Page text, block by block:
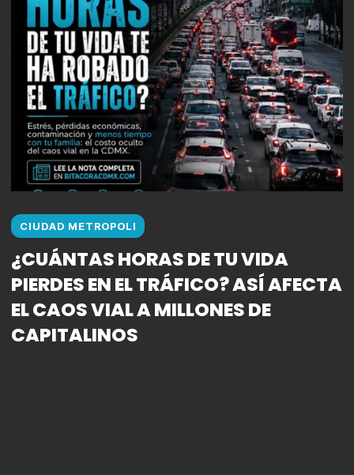
CIUDAD METROPOLI
¿CUÁNTAS HORAS DE TU VIDA
PIERDES EN EL TRÁFICO? ASÍ AFECTA
EL CAOS VIAL A MILLONES DE
CAPITALINOS